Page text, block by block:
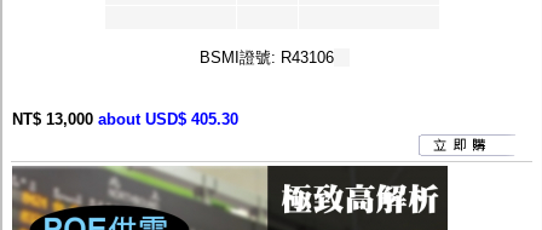
BSMI證號: R43106
NT$ 13,000 about USD$ 405.30